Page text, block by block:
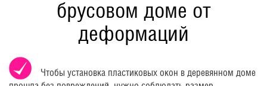
брусовом доме от
деформаций
Чтобы установка пластиковых окон в деревянном доме